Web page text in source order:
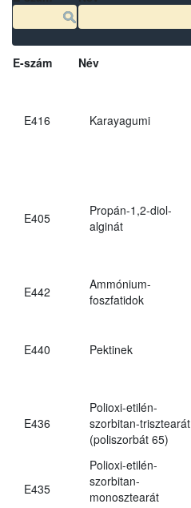
E-szám Név
E416 Karayagumi
E405
Propán-1,2-diol-
alginát
E442
Ammónium-
foszfatidok
E440 Pektinek
E436
Polioxi-etilén-
szorbitan-trisztearát
(poliszorbát 65)
E435
Polioxi-etilén-
szorbitan-
monosztearát